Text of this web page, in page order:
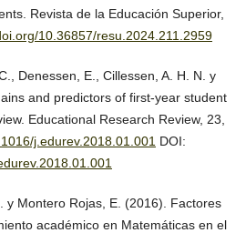
Revista de la Educación Superior,
10.36857/resu.2024.211.2959
Denessen, E., Cillessen, A. H. N. y
and predictors of first-year student
Educational Research Review, 23,
j.edurev.2018.01.001 DOI:
y Montero Rojas, E. (2016). Factores
académico en Matemáticas en el